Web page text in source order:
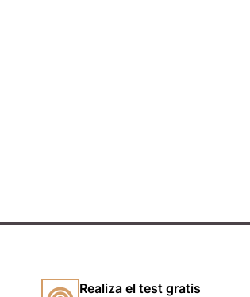
Realiza el test gratis